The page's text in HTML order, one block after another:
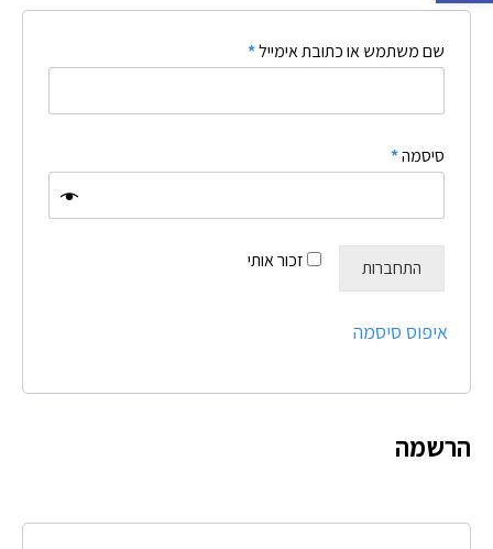
שם משתמש או כתובת אימייל*
סיסמה*
זכור אותי התחברות
איפוס סיסמה
הרשמה